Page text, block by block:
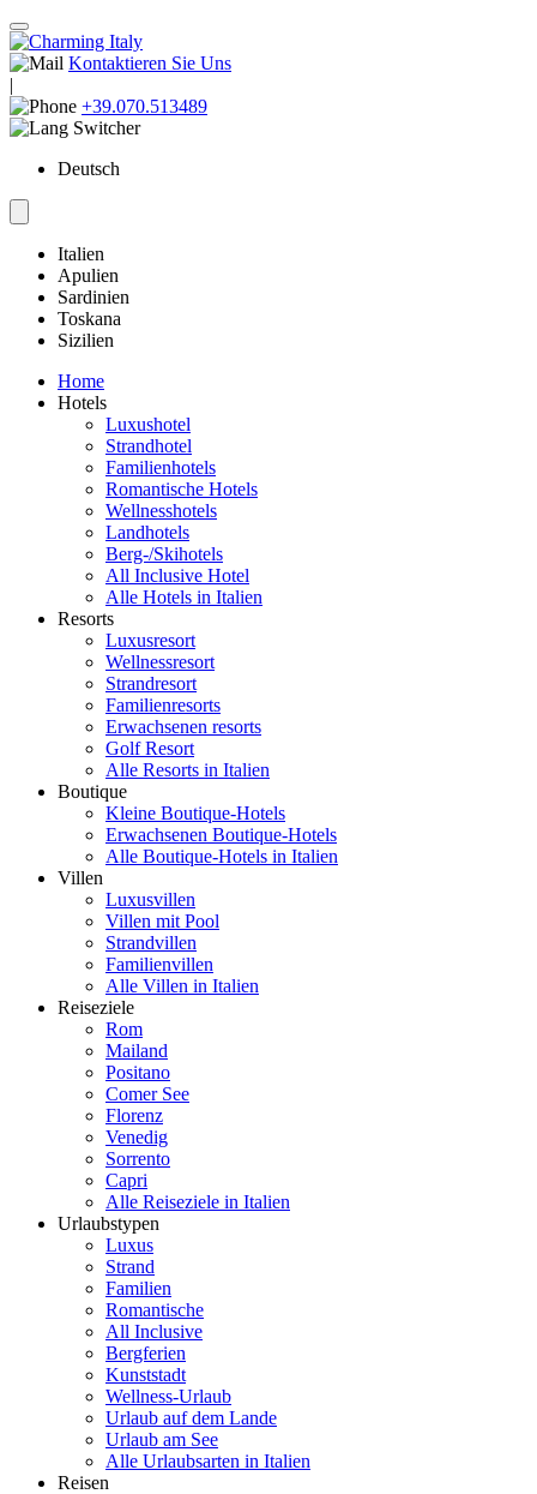
Kontaktieren Sie Uns
|
+39.070.513489
Deutsch
Italien
Apulien
Sardinien
Toskana
Sizilien
Home
Hotels
Luxushotel
Strandhotel
Familienhotels
Romantische Hotels
Wellnesshotels
Landhotels
Berg-/Skihotels
All Inclusive Hotel
Alle Hotels in Italien
Resorts
Luxusresort
Wellnessresort
Strandresort
Familienresorts
Erwachsenen resorts
Golf Resort
Alle Resorts in Italien
Boutique
Kleine Boutique-Hotels
Erwachsenen Boutique-Hotels
Alle Boutique-Hotels in Italien
Villen
Luxusvillen
Villen mit Pool
Strandvillen
Familienvillen
Alle Villen in Italien
Reiseziele
Rom
Mailand
Positano
Comer See
Florenz
Venedig
Sorrento
Capri
Alle Reiseziele in Italien
Urlaubstypen
Luxus
Strand
Familien
Romantische
All Inclusive
Bergferien
Kunststadt
Wellness-Urlaub
Urlaub auf dem Lande
Urlaub am See
Alle Urlaubsarten in Italien
Reisen